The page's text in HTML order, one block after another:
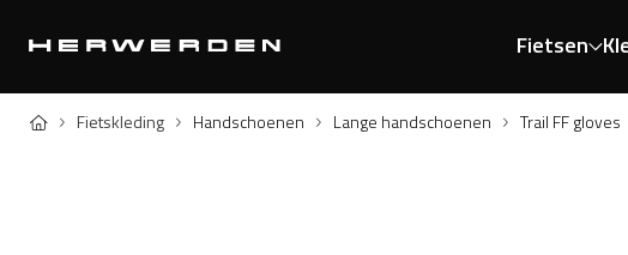
Fietsen
Home Fietskleding Handschoenen Lange handschoenen Trail FF gloves